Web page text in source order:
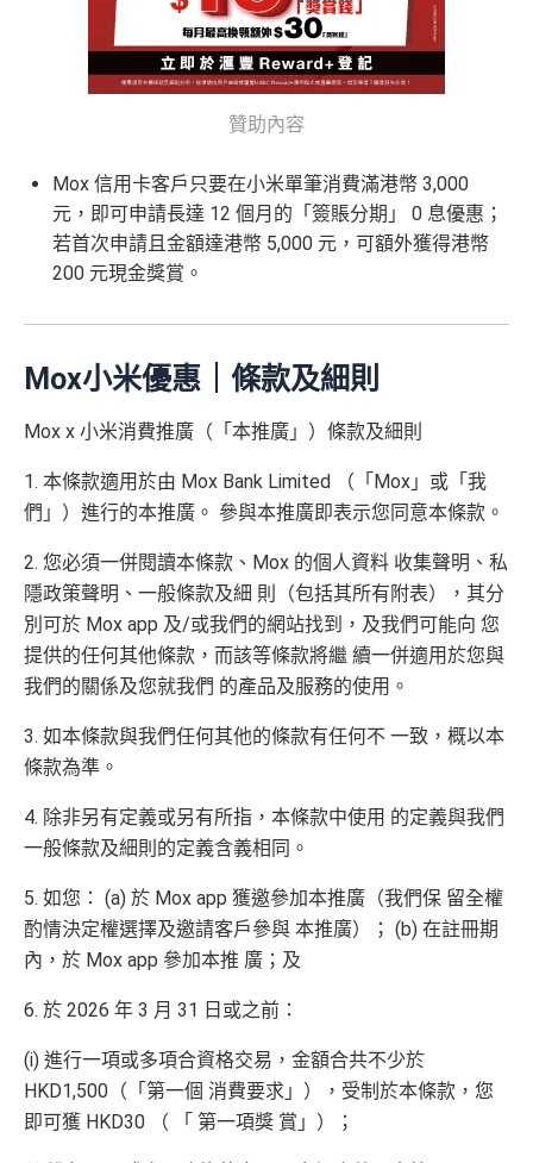
贊助內容
Mox 信用卡客戶只要在小米單筆消費滿港幣 3,000
元，即可申請長達 12 個月的「簽賬分期」 0 息優惠；
若首次申請且金額達港幣 5,000 元，可額外獲得港幣
200 元現金獎賞。
Mox小米優惠｜條款及細則
Mox x 小米消費推廣（「本推廣」）條款及細則
1. 本條款適用於由 Mox Bank Limited （「Mox」或「我
們」）進行的本推廣。 參與本推廣即表示您同意本條款。
2. 您必須一併閱讀本條款、Mox 的個人資料 收集聲明、私
隱政策聲明、一般條款及細 則（包括其所有附表），其分
別可於 Mox app 及/或我們的網站找到，及我們可能向 您
提供的任何其他條款，而該等條款將繼 續一併適用於您與
我們的關係及您就我們 的產品及服務的使用。
3. 如本條款與我們任何其他的條款有任何不 一致，概以本
條款為準。
4. 除非另有定義或另有所指，本條款中使用 的定義與我們
一般條款及細則的定義含義相同。
5. 如您： (a) 於 Mox app 獲邀參加本推廣（我們保 留全權
酌情決定權選擇及邀請客戶參與 本推廣）； (b) 在註冊期
內，於 Mox app 參加本推 廣；及
6. 於 2026 年 3 月 31 日或之前：
(i) 進行一項或多項合資格交易，金額合共不少於
HKD1,500（「第一個 消費要求」），受制於本條款，您
即可獲 HKD30 （ 「 第一項獎 賞」）；